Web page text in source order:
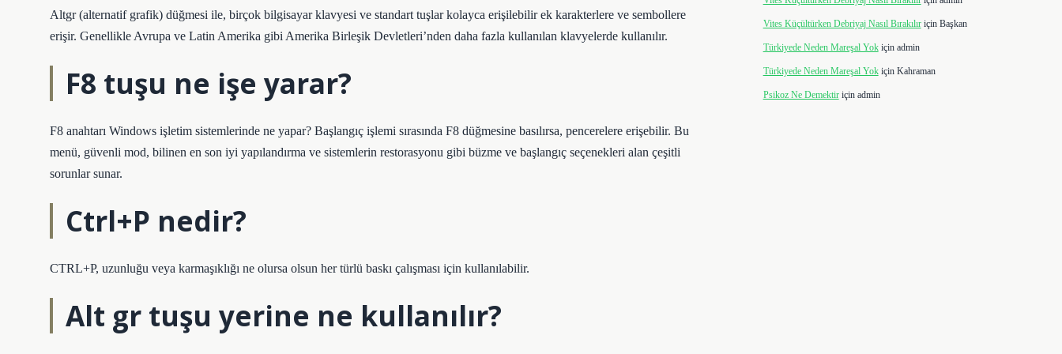
Altgr (alternatif grafik) düğmesi ile, birçok bilgisayar klavyesi ve standart tuşlar kolayca erişilebilir ek karakterlere ve sembollere
erişir. Genellikle Avrupa ve Latin Amerika gibi Amerika Birleşik Devletleri’nden daha fazla kullanılan klavyelerde kullanılır.
F8 tuşu ne işe yarar?
F8 anahtarı Windows işletim sistemlerinde ne yapar? Başlangıç ​​işlemi sırasında F8 düğmesine basılırsa, pencerelere erişebilir. Bu
menü, güvenli mod, bilinen en son iyi yapılandırma ve sistemlerin restorasyonu gibi büzme ve başlangıç ​​seçenekleri alan çeşitli
sorunlar sunar.
Ctrl+P nedir?
CTRL+P, uzunluğu veya karmaşıklığı ne olursa olsun her türlü baskı çalışması için kullanılabilir.
Alt gr tuşu yerine ne kullanılır?
Vites Küçültürken Debriyaj Nasıl Bırakılıriçin Başkan
Türkiyede Neden Mareşal Yokiçin admin
Türkiyede Neden Mareşal Yokiçin Kahraman
Psikoz Ne Demektiriçin admin